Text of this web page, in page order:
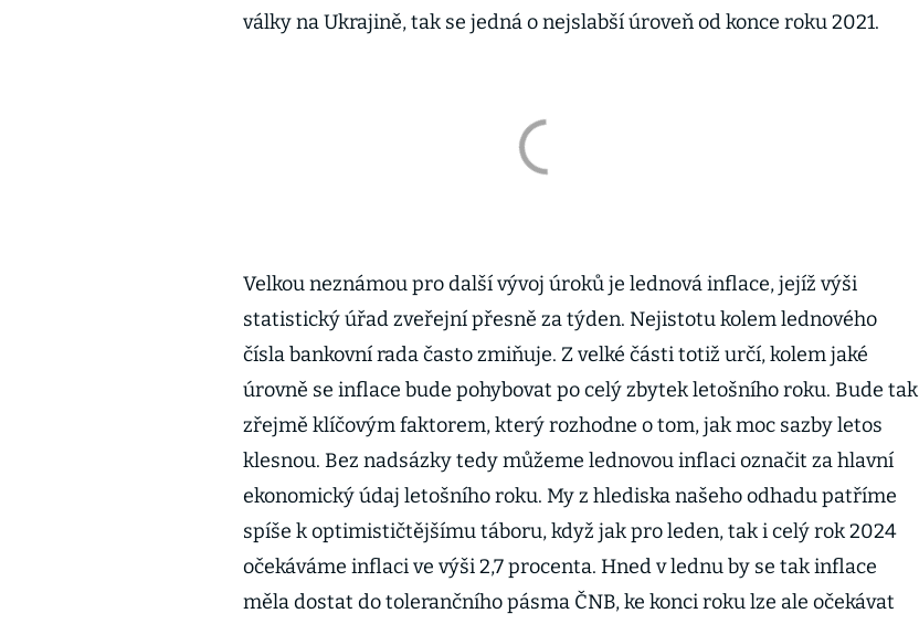
války na Ukrajině, tak se jedná o nejslabší úroveň od konce roku 2021.
Velkou neznámou pro další vývoj úroků je lednová inflace, jejíž výši
statistický úřad zveřejní přesně za týden. Nejistotu kolem lednového
čísla bankovní rada často zmiňuje. Z velké části totiž určí, kolem jaké
úrovně se inflace bude pohybovat po celý zbytek letošního roku. Bude tak
zřejmě klíčovým faktorem, který rozhodne o tom, jak moc sazby letos
klesnou. Bez nadsázky tedy můžeme lednovou inflaci označit za hlavní
ekonomický údaj letošního roku. My z hlediska našeho odhadu patříme
spíše k optimističtějšímu táboru, když jak pro leden, tak i celý rok 2024
očekáváme inflaci ve výši 2,7 procenta. Hned v lednu by se tak inflace
měla dostat do tolerančního pásma ČNB, ke konci roku lze ale očekávat